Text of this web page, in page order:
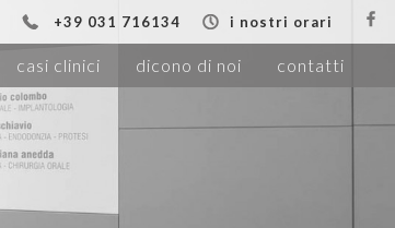
+39 031 716134 i nostri orari
casi clinici dicono di noi contatti